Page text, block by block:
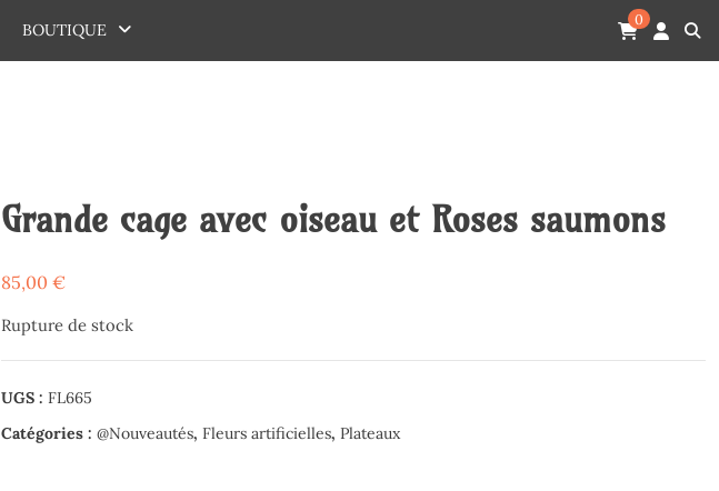
BOUTIQUE
0
Grande cage avec oiseau et Roses saumons
85,00€
Rupture de stock
UGS :FL665
Catégories :@Nouveautés,Fleurs artificielles,Plateaux